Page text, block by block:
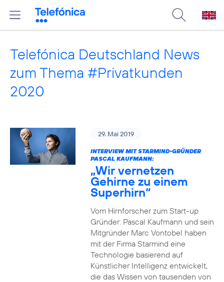
Telefónica Deutschland News
zum Thema #Privatkunden
2020
29. Mai 2019
INTERVIEW MIT STARMIND-GRÜNDER
PASCAL KAUFMANN:
„Wir vernetzen
Gehirne zu einem
Superhirn“
Vom Hirnforscher zum Start-up
Gründer: Pascal Kaufmann und sein
Mitgründer Marc Vontobel haben
mit der Firma Starmind eine
Technologie basierend auf
Künstlicher Intelligenz entwickelt,
die das Wissen von tausenden von